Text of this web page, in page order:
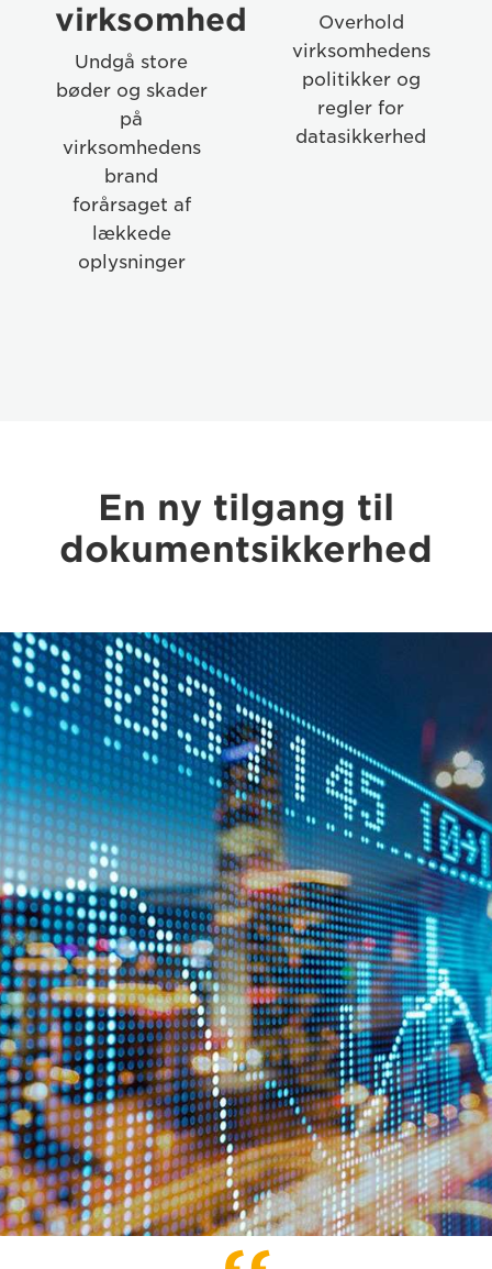
virksomhed
Undgå store
bøder og skader
på
virksomhedens
brand
forårsaget af
lækkede
oplysninger
Overhold
virksomhedens
politikker og
regler for
datasikkerhed
En ny tilgang til
dokumentsikkerhed